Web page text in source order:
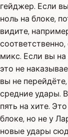
гейджер. Если
ноль на блоке,
видите,
микс. Если вы на
это не
вы не
средние удары.
пять на хите.
блоке, но не у
новые удары